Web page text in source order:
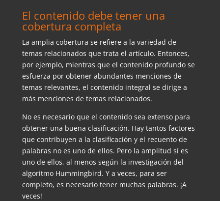
El contenido debe tener una
cobertura completa
La amplia cobertura se refiere a la variedad de
temas relacionados que trata el artículo. Entonces,
por ejemplo, mientras que el contenido profundo se
esfuerza por obtener abundantes menciones de
temas relevantes, el contenido integral se dirige a
más menciones de temas relacionados.
No es necesario que el contenido sea extenso para
obtener una buena clasificación. Hay tantos factores
que contribuyen a la clasificación y el recuento de
palabras no es uno de ellos. Pero la amplitud sí es
uno de ellos, al menos según la investigación del
algoritmo Hummingbird. Y a veces, para ser
completo, es necesario tener muchas palabras. ¡A
veces!